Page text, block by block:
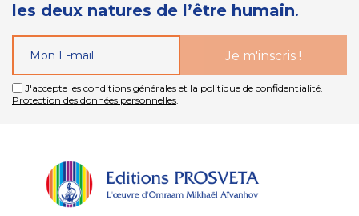
les deux natures de l’être humain.
J'accepte les conditions générales et la politique de confidentialité.
Protection des données personnelles.